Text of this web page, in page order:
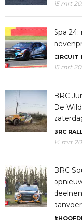
15 mrt
Spa
CIRCUIT
15 mrt
BRC
De
BRC
14 mrt
BRC